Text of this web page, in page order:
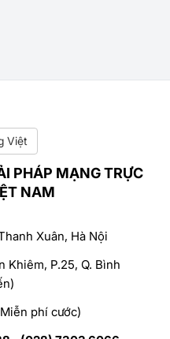
Việt
PHÁP MẠNG TRỰC
NAM
Xuân, Hà Nội
Khiêm, P.25, Q. Bình
phí cước)